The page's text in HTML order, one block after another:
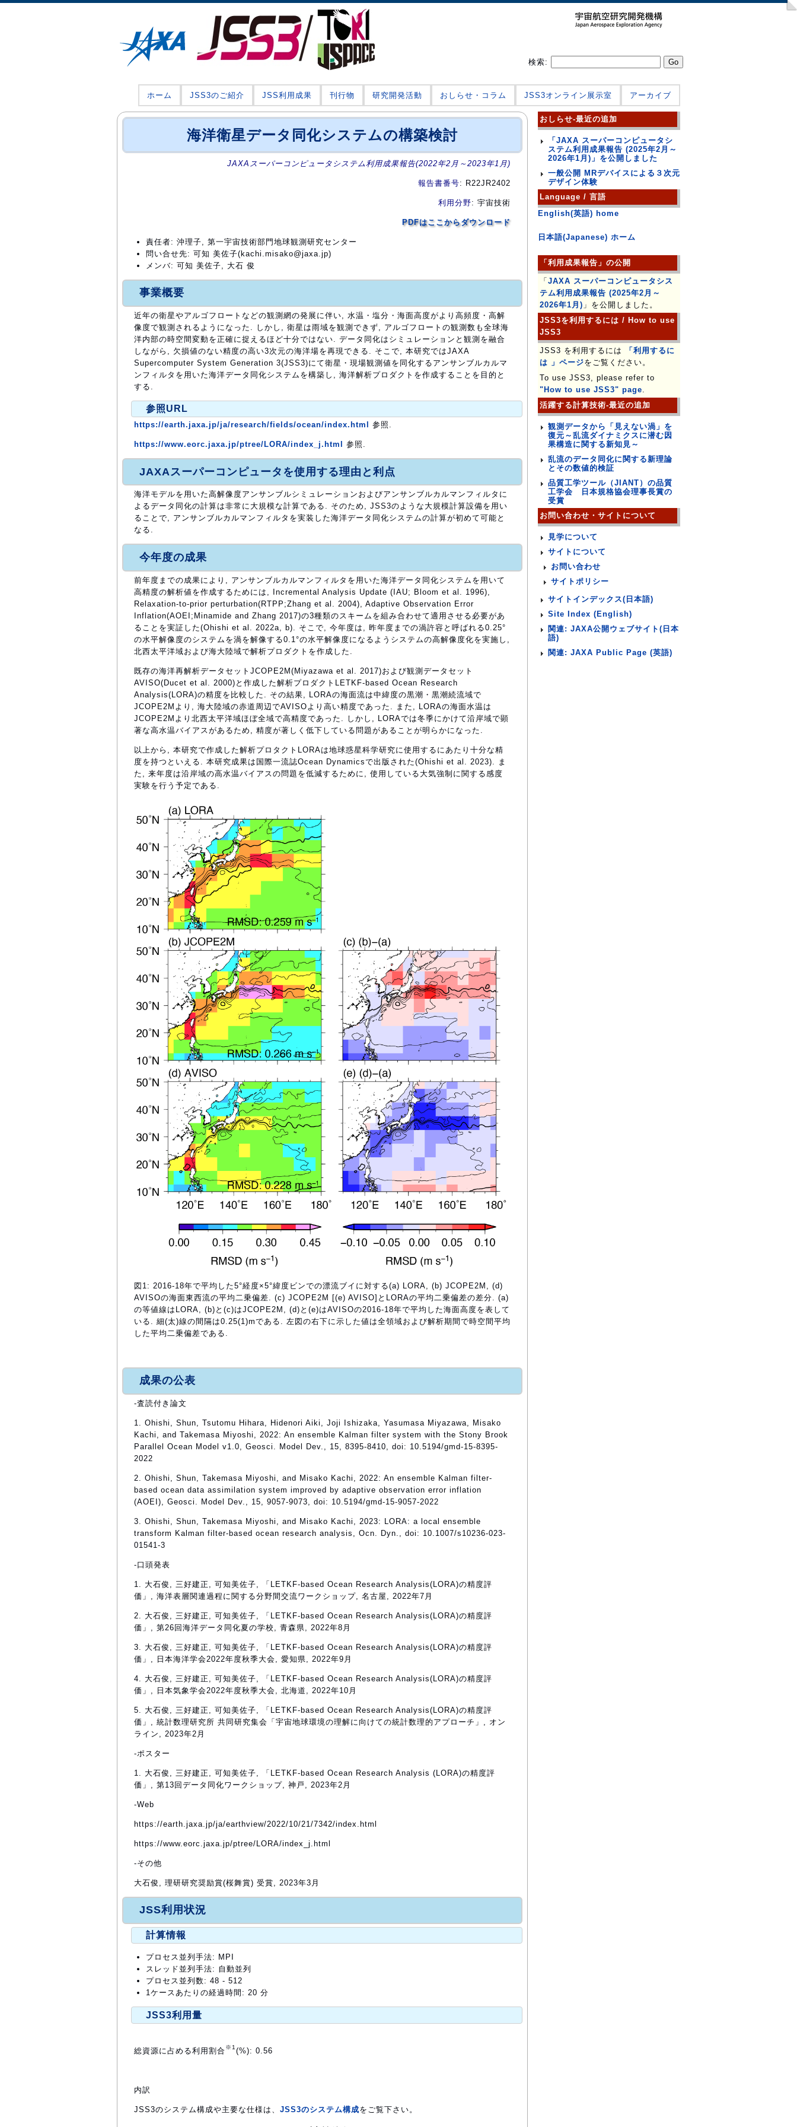
検索:
ホーム JSS3のご紹介 JSS利用成果 刊行物 研究開発活動 おしらせ・コラム JSS3オンライン展示室 アーカイブ
海洋衛星データ同化システムの構築検討
JAXAスーパーコンピュータシステム利用成果報告(2022年2月～2023年1月)
報告書番号: R22JR2402
利用分野: 宇宙技術
PDFはここからダウンロード
責任者: 沖理子, 第一宇宙技術部門地球観測研究センター
問い合せ先: 可知 美佐子(kachi.misako@jaxa.jp)
メンバ: 可知 美佐子, 大石 俊
事業概要
近年の衛星やアルゴフロートなどの観測網の発展に伴い, 水温・塩分・海面高度がより高頻度・高解
像度で観測されるようになった. しかし, 衛星は雨域を観測できず, アルゴフロートの観測数も全球海
洋内部の時空間変動を正確に捉えるほど十分ではない. データ同化はシミュレーションと観測を融合
しながら, 欠損値のない精度の高い3次元の海洋場を再現できる. そこで, 本研究ではJAXA
Supercomputer System Generation 3(JSS3)にて衛星・現場観測値を同化するアンサンブルカルマ
ンフィルタを用いた海洋データ同化システムを構築し, 海洋解析プロダクトを作成することを目的と
する.
参照URL
https://earth.jaxa.jp/ja/research/fields/ocean/index.html 参照.
https://www.eorc.jaxa.jp/ptree/LORA/index_j.html 参照.
JAXAスーパーコンピュータを使用する理由と利点
海洋モデルを用いた高解像度アンサンブルシミュレーションおよびアンサンブルカルマンフィルタに
よるデータ同化の計算は非常に大規模な計算である. そのため, JSS3のような大規模計算設備を用い
ることで, アンサンブルカルマンフィルタを実装した海洋データ同化システムの計算が初めて可能と
なる.
今年度の成果
前年度までの成果により, アンサンブルカルマンフィルタを用いた海洋データ同化システムを用いて
高精度の解析値を作成するためには, Incremental Analysis Update (IAU; Bloom et al. 1996),
Relaxation-to-prior perturbation(RTPP;Zhang et al. 2004), Adaptive Observation Error
Inflation(AOEI;Minamide and Zhang 2017)の3種類のスキームを組み合わせて適用させる必要があ
ることを実証した(Ohishi et al. 2022a, b). そこで, 今年度は, 昨年度までの渦許容と呼ばれる0.25°
の水平解像度のシステムを渦を解像する0.1°の水平解像度になるようシステムの高解像度化を実施し,
北西太平洋域および海大陸域で解析プロダクトを作成した.
既存の海洋再解析データセットJCOPE2M(Miyazawa et al. 2017)および観測データセット
AVISO(Ducet et al. 2000)と作成した解析プロダクトLETKF-based Ocean Research
Analysis(LORA)の精度を比較した. その結果, LORAの海面流は中緯度の黒潮・黒潮続流域で
JCOPE2Mより, 海大陸域の赤道周辺でAVISOより高い精度であった. また, LORAの海面水温は
JCOPE2Mより北西太平洋域ほぼ全域で高精度であった. しかし, LORAでは冬季にかけて沿岸域で顕
著な高水温バイアスがあるため, 精度が著しく低下している問題があることが明らかになった.
以上から, 本研究で作成した解析プロタクトLORAは地球惑星科学研究に使用するにあたり十分な精
度を持つといえる. 本研究成果は国際一流誌Ocean Dynamicsで出版された(Ohishi et al. 2023). ま
た, 来年度は沿岸域の高水温バイアスの問題を低減するために, 使用している大気強制に関する感度
実験を行う予定である.
図1: 2016-18年で平均した5°経度×5°緯度ビンでの漂流ブイに対する(a) LORA, (b) JCOPE2M, (d)
AVISOの海面東西流の平均二乗偏差. (c) JCOPE2M [(e) AVISO]とLORAの平均二乗偏差の差分. (a)
の等値線はLORA, (b)と(c)はJCOPE2M, (d)と(e)はAVISOの2016-18年で平均した海面高度を表して
いる. 細(太)線の間隔は0.25(1)mである. 左図の右下に示した値は全領域および解析期間で時空間平均
した平均二乗偏差である.
成果の公表
-査読付き論文
1. Ohishi, Shun, Tsutomu Hihara, Hidenori Aiki, Joji Ishizaka, Yasumasa Miyazawa, Misako
Kachi, and Takemasa Miyoshi, 2022: An ensemble Kalman filter system with the Stony Brook
Parallel Ocean Model v1.0, Geosci. Model Dev., 15, 8395-8410, doi: 10.5194/gmd-15-8395-
2022
2. Ohishi, Shun, Takemasa Miyoshi, and Misako Kachi, 2022: An ensemble Kalman filter-
based ocean data assimilation system improved by adaptive observation error inflation
(AOEI), Geosci. Model Dev., 15, 9057-9073, doi: 10.5194/gmd-15-9057-2022
3. Ohishi, Shun, Takemasa Miyoshi, and Misako Kachi, 2023: LORA: a local ensemble
transform Kalman filter-based ocean research analysis, Ocn. Dyn., doi: 10.1007/s10236-023-
01541-3
-口頭発表
1. 大石俊, 三好建正, 可知美佐子, 「LETKF-based Ocean Research Analysis(LORA)の精度評
価」, 海洋表層関連過程に関する分野間交流ワークショップ, 名古屋, 2022年7月
2. 大石俊, 三好建正, 可知美佐子, 「LETKF-based Ocean Research Analysis(LORA)の精度評
価」, 第26回海洋データ同化夏の学校, 青森県, 2022年8月
3. 大石俊, 三好建正, 可知美佐子, 「LETKF-based Ocean Research Analysis(LORA)の精度評
価」, 日本海洋学会2022年度秋季大会, 愛知県, 2022年9月
4. 大石俊, 三好建正, 可知美佐子, 「LETKF-based Ocean Research Analysis(LORA)の精度評
価」, 日本気象学会2022年度秋季大会, 北海道, 2022年10月
5. 大石俊, 三好建正, 可知美佐子, 「LETKF-based Ocean Research Analysis(LORA)の精度評
価」, 統計数理研究所 共同研究集会「宇宙地球環境の理解に向けての統計数理的アプローチ」, オン
ライン, 2023年2月
-ポスター
1. 大石俊, 三好建正, 可知美佐子, 「LETKF-based Ocean Research Analysis (LORA)の精度評
価」, 第13回データ同化ワークショップ, 神戸, 2023年2月
-Web
https://earth.jaxa.jp/ja/earthview/2022/10/21/7342/index.html
https://www.eorc.jaxa.jp/ptree/LORA/index_j.html
-その他
大石俊, 理研研究奨励賞(桜舞賞) 受賞, 2023年3月
JSS利用状況
計算情報
プロセス並列手法: MPI
スレッド並列手法: 自動並列
プロセス並列数: 48 - 512
1ケースあたりの経過時間: 20 分
JSS3利用量
総資源に占める利用割合※1 (%): 0.56
内訳
JSS3のシステム構成や主要な仕様は、 JSS3のシステム構成をご覧下さい。
おしらせ-最近の追加
「JAXA スーパーコンピュータシ
ステム利用成果報告 (2025年2月～
2026年1月)」を公開しました
一般公開 MRデバイスによる３次元
デザイン体験
Language / 言語
English(英語) home
日本語(Japanese) ホーム
「利用成果報告」の公開
「 JAXA スーパーコンピュータシス
テム利用成果報告 (2025年2月～
2026年1月) 」を公開しました。
JSS3を利用するには / How to use
JSS3
JSS3 を利用するには
「利用するに
は 」ページをご覧ください。
To use JSS3, please refer to
"How to use JSS3" page.
活躍する計算技術-最近の追加
観測データから「見えない渦」を
復元～乱流ダイナミクスに潜む因
果構造に関する新知見～
乱流のデータ同化に関する新理論
とその数値的検証
品質工学ツール（JIANT）の品質
工学会 日本規格協会理事長賞の
受賞
お問い合わせ・サイトについて
見学について
サイトについて
お問い合わせ
サイトポリシー
サイトインデックス(日本語)
Site Index (English)
関連: JAXA公開ウェブサイト(日本
語)
関連: JAXA Public Page (英語)